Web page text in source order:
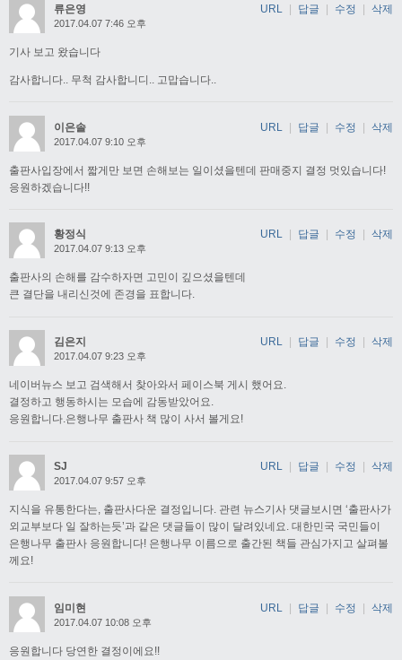
류은영
2017.04.07 7:46 오후
기사 보고 왔습니다
감사합니다.. 무척 감사합니디.. 고맙습니다..
URL 답글 수정 삭제
이은솔
2017.04.07 9:10 오후
출판사입장에서 짧게만 보면 손해보는 일이셨을텐데 판매중지 결정 멋있습니다!
응원하겠습니다!!
URL | 답글 | 수정 | 삭제
황정식
2017.04.07 9:13 오후
출판사의 손해를 감수하자면 고민이 깊으셨을텐데
큰 결단을 내리신것에 존경을 표합니다.
URL 답글 수정 삭제
김은지
2017.04.07 9:23 오후
네이버뉴스 보고 검색해서 찾아와서 페이스북 게시 했어요.
결정하고 행동하시는 모습에 감동받았어요.
응원합니다.은행나무 출판사 책 많이 사서 볼게요!
URL 답글 수정 삭제
SJ
2017.04.07 9:57 오후
지식을 유통한다는, 출판사다운 결정입니다. 관련 뉴스기사 댓글보시면 ‘출판사가
외교부보다 일 잘하는듯’과 같은 댓글들이 많이 달려있네요. 대한민국 국민들이
은행나무 출판사 응원합니다! 은행나무 이름으로 출간된 책들 관심가지고 살펴볼
께요!
URL 답글 수정 삭제
임미현
2017.04.07 10:08 오후
응원합니다 당연한 결정이에요!!
URL | 답글 | 수정 | 삭제